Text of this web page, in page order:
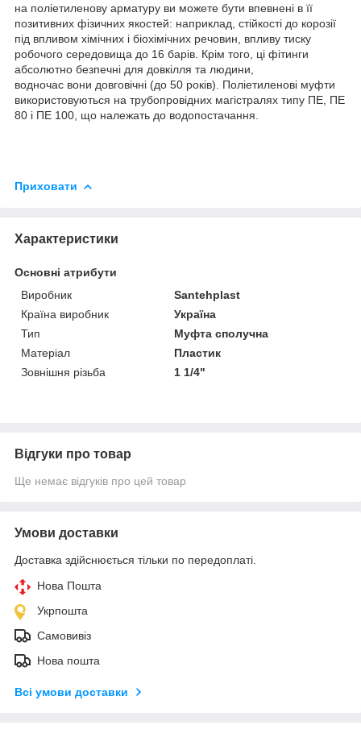
на поліетиленову арматуру ви можете бути впевнені в її
позитивних фізичних якостей: наприклад, стійкості до корозії
під впливом хімічних і біохімічних речовин, впливу тиску
робочого середовища до 16 барів. Крім того, ці фітинги
абсолютно безпечні для довкілля та людини,
водночас вони довговічні (до 50 років). Поліетиленові муфти
використовуються на трубопровідних магістралях типу ПЕ, ПЕ
80 і ПЕ 100, що належать до водопостачання.
Приховати
Характеристики
Основні атрибути
Виробник
Santehplast
Країна виробник
Україна
Тип
Муфта сполучна
Матеріал
Пластик
Зовнішня різьба
1 1/4"
Відгуки про товар
Ще немає відгуків про цей товар
Умови доставки
Доставка здійснюється тільки по передоплаті.
Нова Пошта
Укрпошта
Самовивіз
Нова пошта
Всі умови доставки